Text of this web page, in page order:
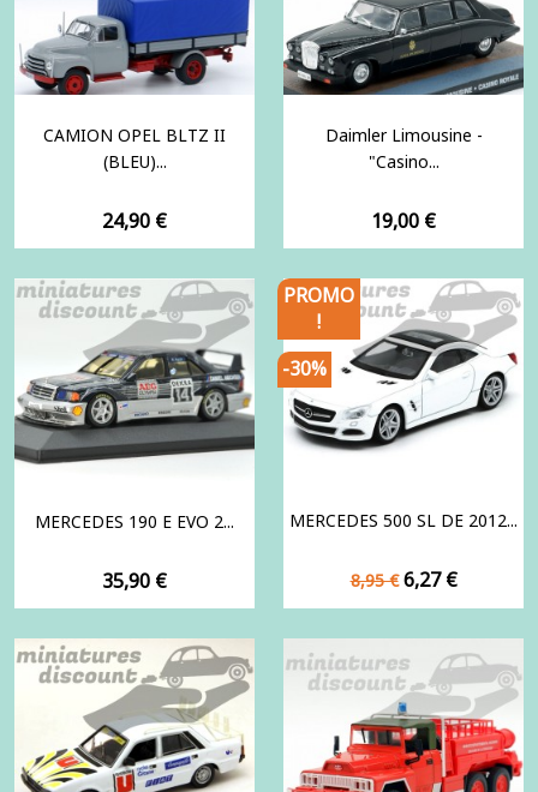
CAMION OPEL BLTZ II
(BLEU)...
Prix
24,90 €
Daimler Limousine -
"Casino...
Prix
19,00 €
MERCEDES 190 E EVO 2...
Prix
35,90 €
MERCEDES 500 SL DE 2012...
Prix
de
8,95 € Prix
6,27 €
PROMO
!
-30%